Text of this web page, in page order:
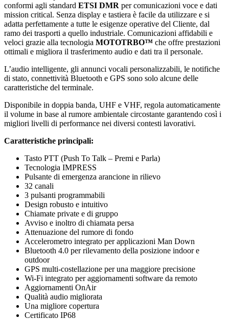
conformi agli standard ETSI DMR per comunicazioni voce e dati
mission critical. Senza display e tastiera è facile da utilizzare e si
adatta perfettamente a tutte le esigenze operative del Cliente, dal
ramo dei trasporti a quello industriale. Comunicazioni affidabili e
veloci grazie alla tecnologia MOTOTRBO™ che offre prestazioni
ottimali e migliora il trasferimento audio e dati tra il personale.
L’audio intelligente, gli annunci vocali personalizzabili, le notifiche
di stato, connettività Bluetooth e GPS sono solo alcune delle
caratteristiche del terminale.
Disponibile in doppia banda, UHF e VHF, regola automaticamente
il volume in base al rumore ambientale circostante garantendo così i
migliori livelli di performance nei diversi contesti lavorativi.
Caratteristiche principali:
Tasto PTT (Push To Talk – Premi e Parla)
Tecnologia IMPRESS
Pulsante di emergenza arancione in rilievo
32 canali
3 pulsanti programmabili
Design robusto e intuitivo
Chiamate private e di gruppo
Avviso e inoltro di chiamata persa
Attenuazione del rumore di fondo
Accelerometro integrato per applicazioni Man Down
Bluetooth 4.0 per rilevamento della posizione indoor e
outdoor
GPS multi-costellazione per una maggiore precisione
Wi-Fi integrato per aggiornamenti software da remoto
Aggiornamenti OnAir
Qualità audio migliorata
Una migliore copertura
Certificato IP68